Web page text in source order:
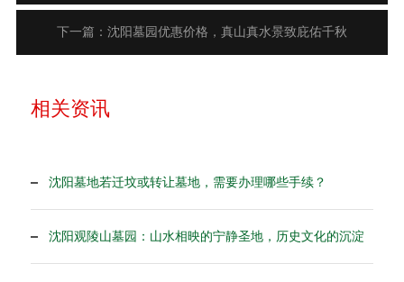
下一篇：沈阳墓园优惠价格，真山真水景致庇佑千秋
相关资讯
沈阳墓地若迁坟或转让墓地，需要办理哪些手续？
沈阳观陵山墓园：山水相映的宁静圣地，历史文化的沉淀